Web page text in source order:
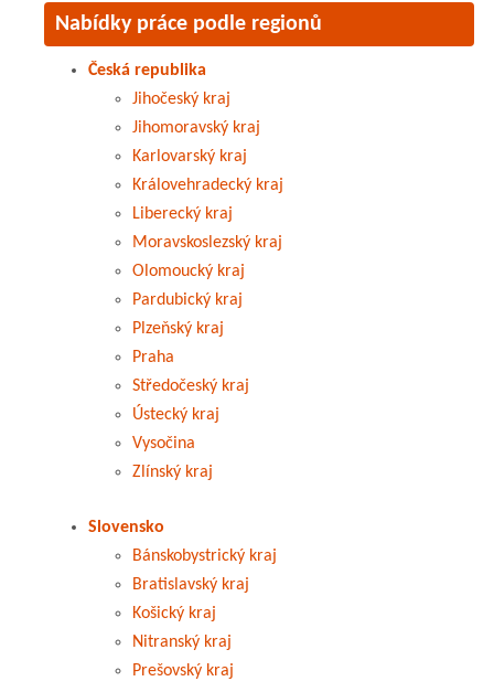
Nabídky práce podle regionů
Česká republika
Jihočeský kraj
Jihomoravský kraj
Karlovarský kraj
Královehradecký kraj
Liberecký kraj
Moravskoslezský kraj
Olomoucký kraj
Pardubický kraj
Plzeňský kraj
Praha
Středočeský kraj
Ústecký kraj
Vysočina
Zlínský kraj
Slovensko
Bánskobystrický kraj
Bratislavský kraj
Košický kraj
Nitranský kraj
Prešovský kraj